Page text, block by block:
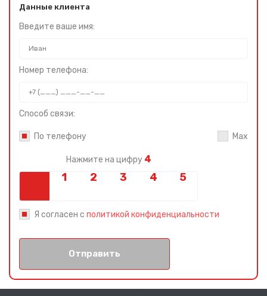
Данные клиента
Введите ваше имя:
Номер телефона:
Способ связи:
По телефону Max
Нажмите на цифру 4
Я согласен с политикой конфиденциальности
Отправить